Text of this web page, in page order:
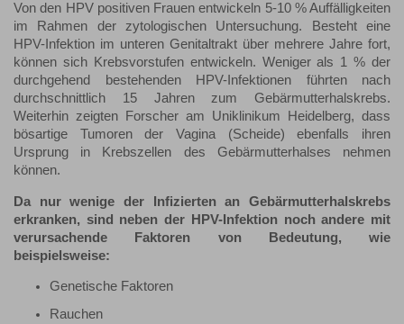
Von den HPV positiven Frauen entwickeln 5-10 % Auffälligkeiten
im Rahmen der zytologischen Untersuchung. Besteht eine
HPV-Infektion im unteren Genitaltrakt über mehrere Jahre fort,
können sich Krebsvorstufen entwickeln. Weniger als 1 % der
durchgehend bestehenden HPV-Infektionen führten nach
durchschnittlich 15 Jahren zum Gebärmutterhalskrebs.
Weiterhin zeigten Forscher am Uniklinikum Heidelberg, dass
bösartige Tumoren der Vagina (Scheide) ebenfalls ihren
Ursprung in Krebszellen des Gebärmutterhalses nehmen
können.
Da nur wenige der Infizierten an Gebärmutterhalskrebs
erkranken, sind neben der HPV-Infektion noch andere mit
verursachende Faktoren von Bedeutung, wie
beispielsweise:
Genetische Faktoren
Rauchen